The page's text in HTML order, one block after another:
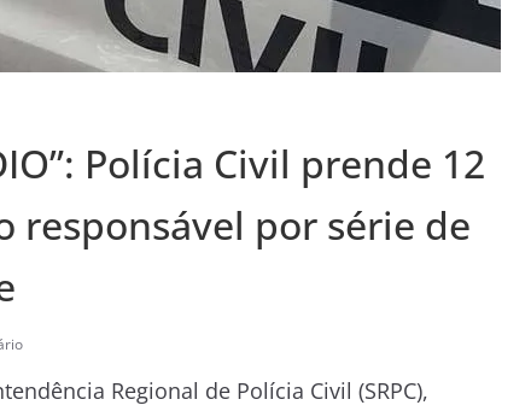
Polícia Civil prende 12
responsável por série de
Regional de Polícia Civil (SRPC),